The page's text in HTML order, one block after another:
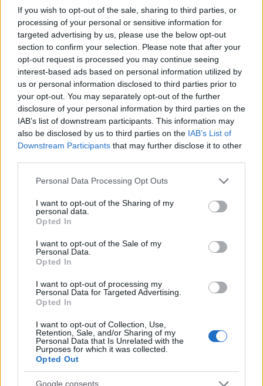
If you wish to opt-out of the sale, sharing to third parties, or
processing of your personal or sensitive information for
targeted advertising by us, please use the below opt-out
section to confirm your selection. Please note that after your
opt-out request is processed you may continue seeing
interest-based ads based on personal information utilized by
us or personal information disclosed to third parties prior to
your opt-out. You may separately opt-out of the further
disclosure of your personal information by third parties on the
IAB’s list of downstream participants. This information may
also be disclosed by us to third parties on the IAB’s List of
Downstream Participants that may further disclose it to other
Please note that this website/app uses one or more Google
not limited to your visit or usage behaviour. You may click to
grant or deny consent to Google and its third-party tags to
use your data for below specified purposes in below Google
consent section.
Personal Data Processing Opt Outs
I want to opt-out of the Sharing of my
personal data.
Opted In
I want to opt-out of the Sale of my
Personal Data.
Opted In
I want to opt-out of processing my
Personal Data for Targeted Advertising.
Opted In
I want to opt-out of Collection, Use,
Retention, Sale, and/or Sharing of my
Personal Data that Is Unrelated with the
Purposes for which it was collected.
Opted Out
Google consents
Εργατοϋπαλλήλων Εμφιαλωμένων Ποτών Βορείου
Ελλάδας και μέλος της Διοίκησης της ΓΣΕΕ.